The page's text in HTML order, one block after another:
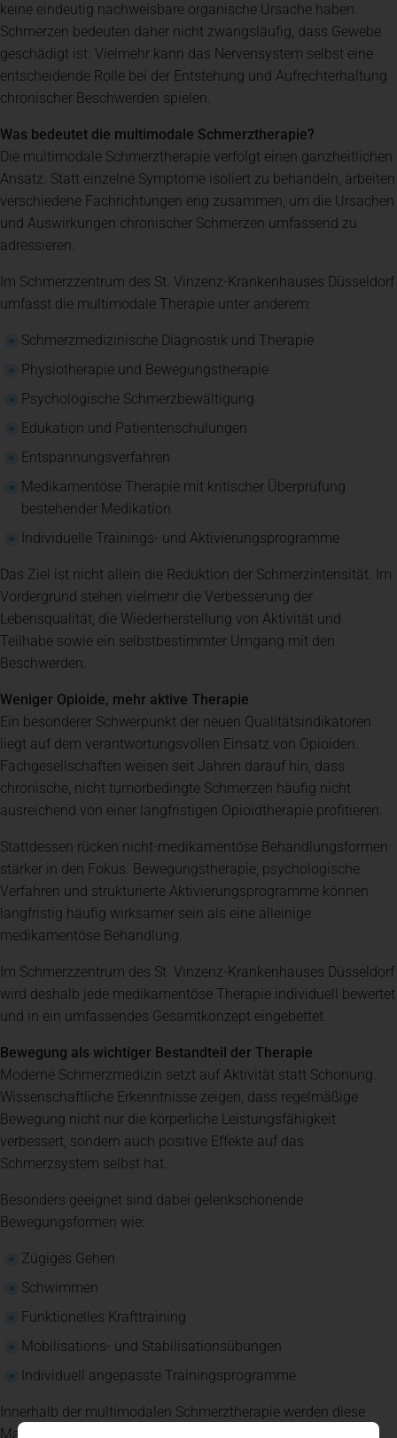
keine eindeutig nachweisbare organische Ursache haben.
Schmerzen bedeuten daher nicht zwangsläufig, dass Gewebe
geschädigt ist. Vielmehr kann das Nervensystem selbst eine
entscheidende Rolle bei der Entstehung und Aufrechterhaltung
chronischer Beschwerden spielen.
Was bedeutet die multimodale Schmerztherapie?
Die multimodale Schmerztherapie verfolgt einen ganzheitlichen
Ansatz. Statt einzelne Symptome isoliert zu behandeln, arbeiten
verschiedene Fachrichtungen eng zusammen, um die Ursachen
und Auswirkungen chronischer Schmerzen umfassend zu
adressieren.
Im Schmerzzentrum des St. Vinzenz-Krankenhauses Düsseldorf
umfasst die multimodale Therapie unter anderem:
Schmerzmedizinische Diagnostik und Therapie
Physiotherapie und Bewegungstherapie
Psychologische Schmerzbewältigung
Edukation und Patientenschulungen
Entspannungsverfahren
Medikamentöse Therapie mit kritischer Überprüfung
bestehender Medikation
Individuelle Trainings- und Aktivierungsprogramme
Das Ziel ist nicht allein die Reduktion der Schmerzintensität. Im
Vordergrund stehen vielmehr die Verbesserung der
Lebensqualität, die Wiederherstellung von Aktivität und
Teilhabe sowie ein selbstbestimmter Umgang mit den
Beschwerden.
Weniger Opioide, mehr aktive Therapie
Ein besonderer Schwerpunkt der neuen Qualitätsindikatoren
liegt auf dem verantwortungsvollen Einsatz von Opioiden.
Fachgesellschaften weisen seit Jahren darauf hin, dass
chronische, nicht tumorbedingte Schmerzen häufig nicht
ausreichend von einer langfristigen Opioidtherapie profitieren.
Stattdessen rücken nicht-medikamentöse Behandlungsformen
stärker in den Fokus. Bewegungstherapie, psychologische
Verfahren und strukturierte Aktivierungsprogramme können
langfristig häufig wirksamer sein als eine alleinige
medikamentöse Behandlung.
Im Schmerzzentrum des St. Vinzenz-Krankenhauses Düsseldorf
wird deshalb jede medikamentöse Therapie individuell bewertet
und in ein umfassendes Gesamtkonzept eingebettet.
Bewegung als wichtiger Bestandteil der Therapie
Moderne Schmerzmedizin setzt auf Aktivität statt Schonung.
Wissenschaftliche Erkenntnisse zeigen, dass regelmäßige
Bewegung nicht nur die körperliche Leistungsfähigkeit
verbessert, sondern auch positive Effekte auf das
Schmerzsystem selbst hat.
Besonders geeignet sind dabei gelenkschonende
Bewegungsformen wie:
Zügiges Gehen
Schwimmen
Funktionelles Krafttraining
Mobilisations- und Stabilisationsübungen
Individuell angepasste Trainingsprogramme
Innerhalb der multimodalen Schmerztherapie werden diese
Maßnahmen gezielt eingesetzt und an die persönlichen